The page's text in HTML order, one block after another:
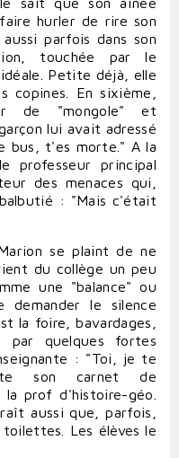
hurler de rire son
parfois dans son
touchée par le
Petite déjà, elle
copines. En sixième,
de "mongole" et
lui avait adressé
bus, t'es morte." A la
professeur principal
des menaces qui,
: "Mais c'était
se plaint de ne
du collège un peu
une "balance" ou
demander le silence
la foire, bavardages,
par quelques fortes
: "Toi, je te
son carnet de
la prof d'histoire-géo.
aussi que, parfois,
Les élèves le